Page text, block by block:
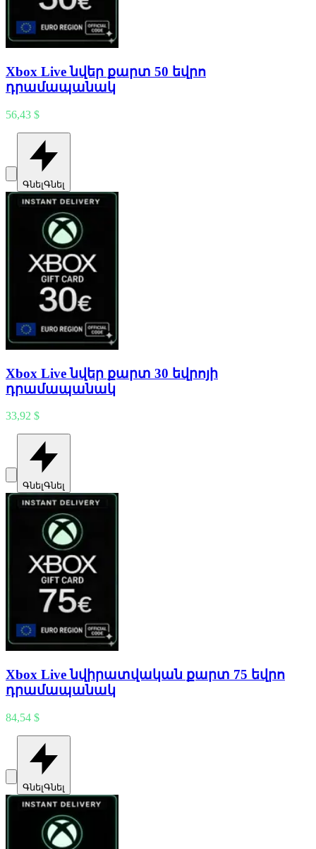
Xbox Live նվեր քարտ 50 եվրո
դրամապանակ
56,43 $
ԳնելԳնել
Xbox Live նվեր քարտ 30 եվրոյի
դրամապանակ
33,92 $
ԳնելԳնել
Xbox Live նվիրատվական քարտ 75 եվրո
դրամապանակ
84,54 $
ԳնելԳնել